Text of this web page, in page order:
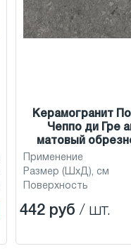
Керамогранит
Чеппо ди Гре
матовый
Применение
Размер (ШхД), см
Поверхность
442 руб / шт.